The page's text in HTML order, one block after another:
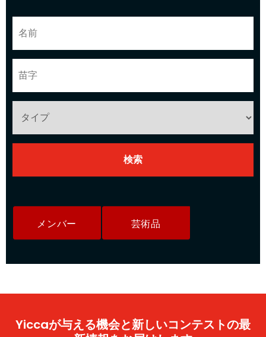
メンバー 芸術品
Yiccaが与える機会と新しいコンテストの最